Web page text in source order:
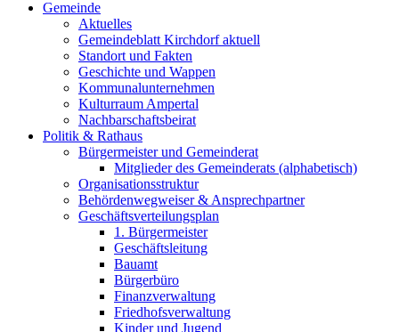
Gemeinde
Aktuelles
Gemeindeblatt Kirchdorf aktuell
Standort und Fakten
Geschichte und Wappen
Kommunalunternehmen
Kulturraum Ampertal
Nachbarschaftsbeirat
Politik & Rathaus
Bürgermeister und Gemeinderat
Mitglieder des Gemeinderats (alphabetisch)
Organisationsstruktur
Behördenwegweiser & Ansprechpartner
Geschäftsverteilungsplan
1. Bürgermeister
Geschäftsleitung
Bauamt
Bürgerbüro
Finanzverwaltung
Friedhofsverwaltung
Kinder und Jugend